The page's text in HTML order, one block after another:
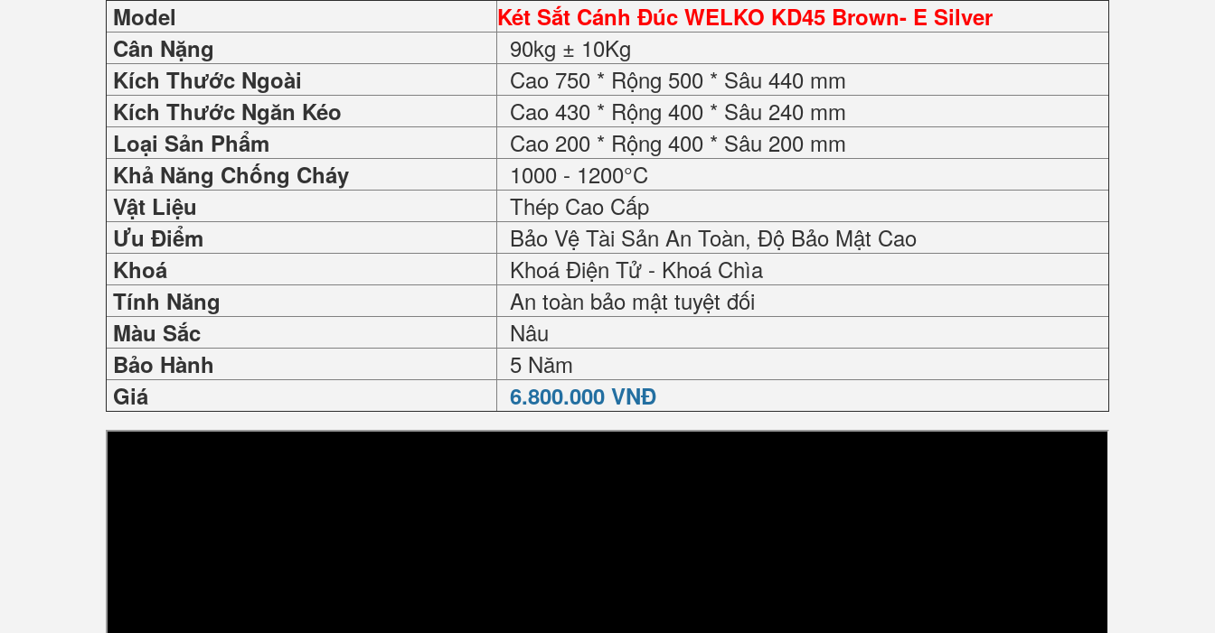
Model
Két Sắt Cánh Đúc WELKO KD45 Brown- E Silver
Cân Nặng
90kg ± 10Kg
Kích Thước Ngoài Cao 750 * Rộng 500 * Sâu 440 mm
Kích Thước Ngăn Kéo Cao 430 * Rộng 400 * Sâu 240 mm
Loại Sản Phẩm Cao 200 * Rộng 400 * Sâu 200 mm
Khả Năng Chống Cháy 1000 - 1200°C
Vật Liệu Thép Cao Cấp
Ưu Điểm Bảo Vệ Tài Sản An Toàn, Độ Bảo Mật Cao
Khoá Khoá Điện Tử - Khoá Chìa
Tính Năng An toàn bảo mật tuyệt đối
Màu Sắc Nâu
Bảo Hành 5 Năm
Giá 6.800.000 VNĐ